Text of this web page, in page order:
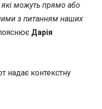
можуть прямо або
з питанням наших
Дарія
надає контекстну